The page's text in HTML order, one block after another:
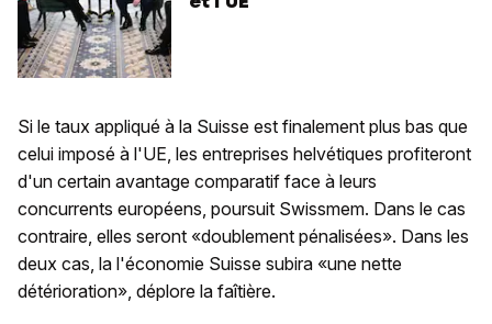
Si le taux appliqué à la Suisse est finalement plus bas que
celui imposé à l'UE, les entreprises helvétiques profiteront
d'un certain avantage comparatif face à leurs
concurrents européens, poursuit Swissmem. Dans le cas
contraire, elles seront «doublement pénalisées». Dans les
deux cas, la l'économie Suisse subira «une nette
détérioration», déplore la faîtière.